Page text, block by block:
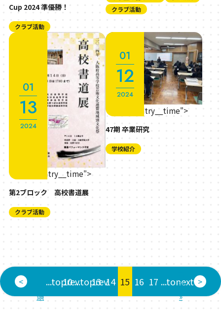
Cup 2024 準優勝！
クラブ活動
クラブ活動
2024
01
13
" class="entry__time">
第2ブロック 高校書道展
クラブ活動
2024
01
12
" class="entry__time">
47期 卒業研究
学校紹介
頭
< ...toprev
10...toprev
13 14 15 16 17 ...tonext >
後
»